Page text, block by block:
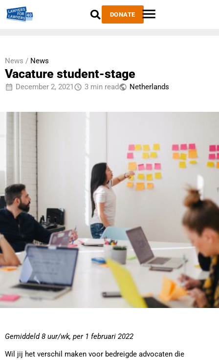
DONATE
News / News
Vacature student-stage
December 2, 2021 3 min read Netherlands
Gemiddeld 8 uur/wk, per 1 februari 2022
Wil jij het verschil maken voor bedreigde advocaten die